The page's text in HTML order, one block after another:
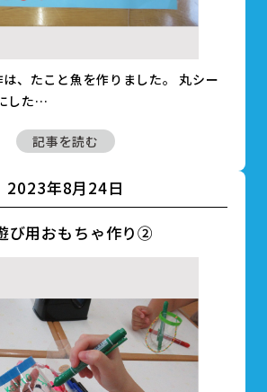
、たこと魚を作りました。 丸シー
した…
記事を読む
2023年8月24日
び用おもちゃ作り②